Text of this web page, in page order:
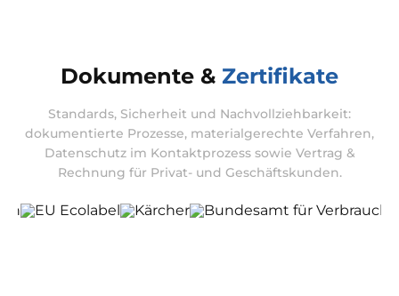
Dokumente & Zertifikate
Standards, Sicherheit und Nachvollziehbarkeit:
dokumentierte Prozesse, materialgerechte Verfahren,
Datenschutz im Kontaktprozess sowie Vertrag &
Rechnung für Privat- und Geschäftskunden.